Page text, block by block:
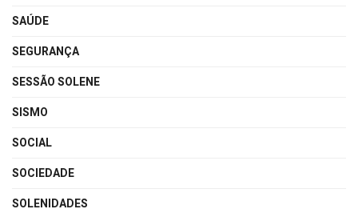
SAÚDE
SEGURANÇA
SESSÃO SOLENE
SISMO
SOCIAL
SOCIEDADE
SOLENIDADES